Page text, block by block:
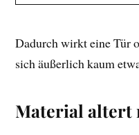
Dadurch wirkt eine Tür
sich äußerlich kaum
Material altert